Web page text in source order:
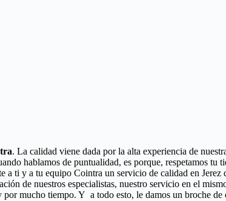
. La calidad viene dada por la alta experiencia de
hablamos de puntualidad, es porque, respetamos tu
ti y a tu equipo Cointra un servicio de calidad en Jerez
de nuestros especialistas, nuestro servicio en el
mucho tiempo. Y a todo esto, le damos un broche de